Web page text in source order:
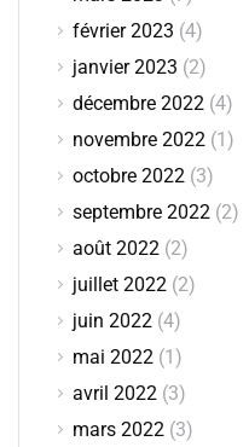
février 2023 (4)
janvier 2023 (2)
décembre 2022 (4)
novembre 2022 (1)
octobre 2022 (3)
septembre 2022 (2)
août 2022 (2)
juillet 2022 (2)
juin 2022 (4)
mai 2022 (1)
avril 2022 (3)
mars 2022 (3)